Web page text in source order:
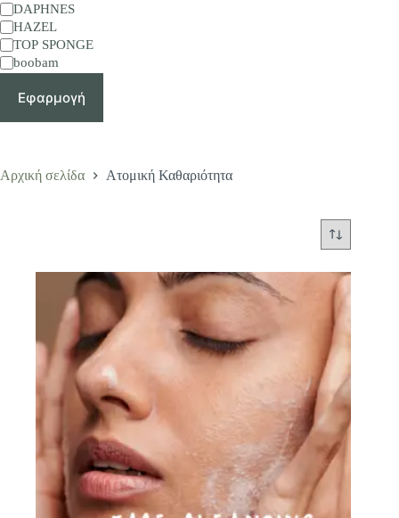
Αρχική σελίδα Ατομική Καθαριότητα
DAPHNES
HAZEL
TOP SPONGE
boobam
Εφαρμογή